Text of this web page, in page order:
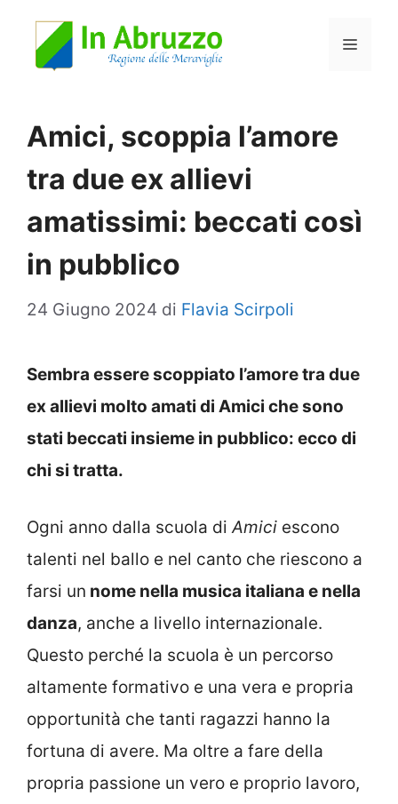
Menu
Amici, scoppia l’amore
tra due ex allievi
amatissimi: beccati così
in pubblico
24 Giugno 2024 di Flavia Scirpoli
Sembra essere scoppiato l’amore tra due
ex allievi molto amati di Amici che sono
stati beccati insieme in pubblico: ecco di
chi si tratta.
Ogni anno dalla scuola diAmici escono
talenti nel ballo e nel canto che riescono a
farsi un nome nella musica italiana e nella
danza, anche a livello internazionale.
Questo perché la scuola è un percorso
altamente formativo e una vera e propria
opportunità che tanti ragazzi hanno la
fortuna di avere. Ma oltre a fare della
propria passione un vero e proprio lavoro,